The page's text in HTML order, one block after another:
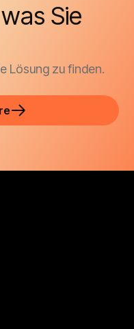
Sie
Lösung zu finden.